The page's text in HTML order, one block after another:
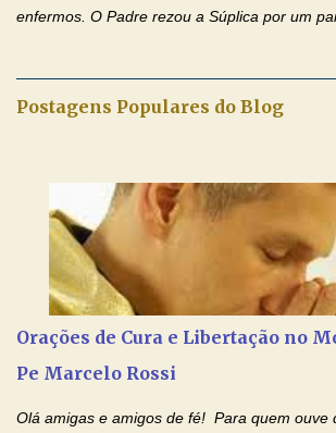
enfermos. O Padre rezou a Súplica por um
de Nossa Senhora. Adriana dos Anjos-
aos nossos pais. Hoje nossas orações serão
que não se encontram bem de saúde, OS
Amados, durante toda esta semana vamos
pais. Vamos dedicar um dia para os pais mais
estão doentes, pais que estão longe dos
falecidos, pais que tem problemas com vícios,
Postagens Populares do Blog
Orações de Cura e Libertação no
Pe Marcelo Rossi
Olá amigas e amigos de fé! Para quem ouve